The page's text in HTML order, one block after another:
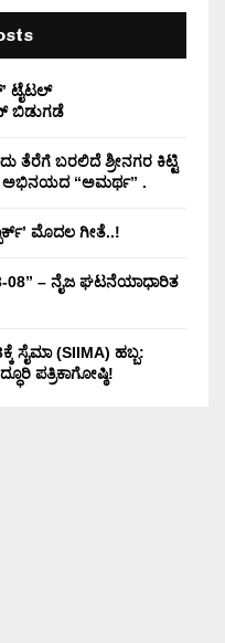
ಟೈಟಲ್
ಬಿಡುಗಡೆ
ತೆರೆಗೆ ಬರಲಿದೆ ಶ್ರೀನಗರ ಕಿಟ್ಟಿ
ಅಭಿನಯದ “ಅಮರ್ಥ” .
ಮೊದಲ‌ ಗೀತೆ..!
08” – ನೈಜ ಘಟನೆಯಾಧಾರಿತ
ಸೈಮಾ (SIIMA) ಹಬ್ಬ:
ಪತ್ರಿಕಾಗೋಷ್ಠಿ!